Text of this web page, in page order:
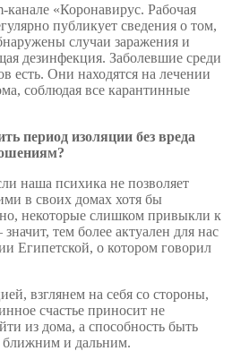
«Коронавирус. Рабочая
публикует сведения о том,
случаи заражения и
дезинфекция. Заболевшие среди
есть. Они находятся на лечении
соблюдая все карантинные
период изоляции без вреда
наша психика не позволяет
в своих домах хотя бы
некоторые слишком привыкли к
тем более актуален для нас
Египетской, о котором говорил
взглянем на себя со стороны,
счастье приносит не
из дома, а способность быть
и дальним.